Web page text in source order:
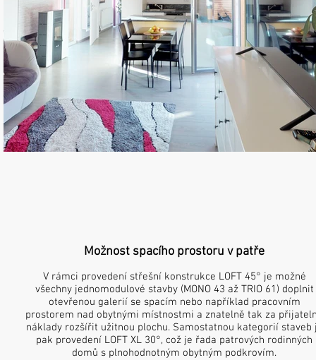
Možnost spacího prostoru v patře
V rámci provedení střešní konstrukce LOFT 45° je možné
všechny jednomodulové stavby (MONO 43 až TRIO 61) doplnit
otevřenou galerií se spacím nebo například pracovním
prostorem nad obytnými místnostmi a znatelně tak za
náklady rozšířit užitnou plochu. Samostatnou kategorií staveb
pak provedení LOFT XL 30°, což je řada patrových rodinných
domů s plnohodnotným obytným podkrovím.